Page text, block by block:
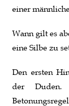
einer
Wann gilt es
eine Silbe zu
Den ersten
der